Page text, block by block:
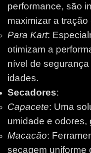
performance, são
maximizar a
Para Kart:
otimizam a
nível de
idades.
Secadores:
Capacete: Uma
umidade e odores,
Macacão:
secagem uniforme